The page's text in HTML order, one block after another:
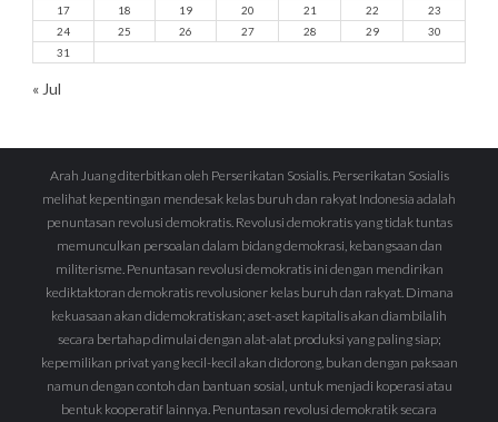
17
18 19 20 21 22
23
24
25 26 27 28 29
30
31
« Jul
Arah Juang diterbitkan oleh Perserikatan Sosialis. Perserikatan Sosialis
melihat kepentingan mendesak kelas buruh dan rakyat Indonesia adalah
penuntasan revolusi demokratis. Revolusi demokratis yang tidak tuntas
memunculkan persoalan dalam bidang demokrasi, kebangsaan dan
militerisme. Penuntasan revolusi demokratis ini dengan mendirikan
kediktaktoran demokratis revolusioner kelas buruh dan rakyat. Dimana
kekuasaan akan didemokratiskan; aset-aset kapitalis akan diambilalih
secara bertahap dimulai dengan alat-alat produksi yang paling siap;
kepemilikan privat yang kecil-kecil akan didorong, bukan dengan paksaan
namun dengan contoh dan bantuan sosial, untuk menjadi koperasi atau
bentuk kooperatif lainnya. Penuntasan revolusi demokratik secara